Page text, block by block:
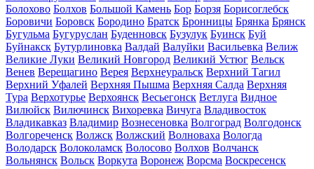
Болохово Болхов Большой Камень Бор Борзя Борисоглебск
Боровичи Боровск Бородино Братск Бронницы Брянка Брянск
Бугульма Бугуруслан Буденновск Бузулук Буинск Буй
Буйнакск Бутурлиновка Валдай Валуйки Васильевка Велиж
Великие Луки Великий Новгород Великий Устюг Вельск
Венев Верещагино Верея Верхнеуральск Верхний Тагил
Верхний Уфалей Верхняя Пышма Верхняя Салда Верхняя
Тура Верхотурье Верхоянск Весьегонск Ветлуга Видное
Вилюйск Вилючинск Вихоревка Вичуга Владивосток
Владикавказ Владимир Вознесеновка Волгоград Волгодонск
Волгореченск Волжск Волжский Волноваха Вологда
Володарск Волоколамск Волосово Волхов Волчанск
Вольнянск Вольск Воркута Воронеж Ворсма Воскресенск